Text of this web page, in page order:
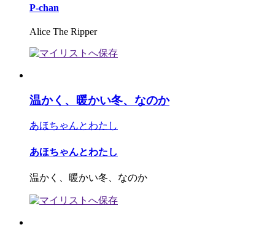
P-chan
Alice The Ripper
温かく、暖かい冬、なのか
あほちゃんとわたし
あほちゃんとわたし
温かく、暖かい冬、なのか